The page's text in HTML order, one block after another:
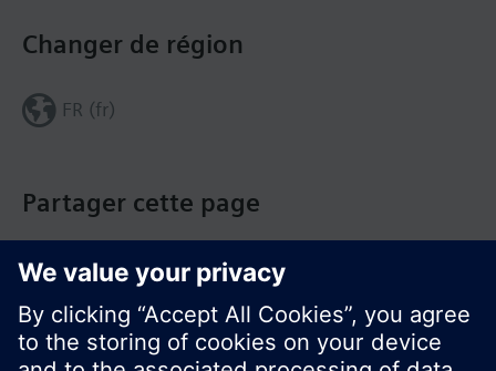
Partager cette page
Changer de région
FR (fr)